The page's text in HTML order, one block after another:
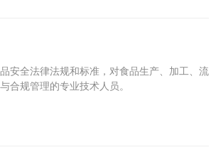
安全法律法规和标准，对食品生产、加工、流
合规管理的专业技术人员。